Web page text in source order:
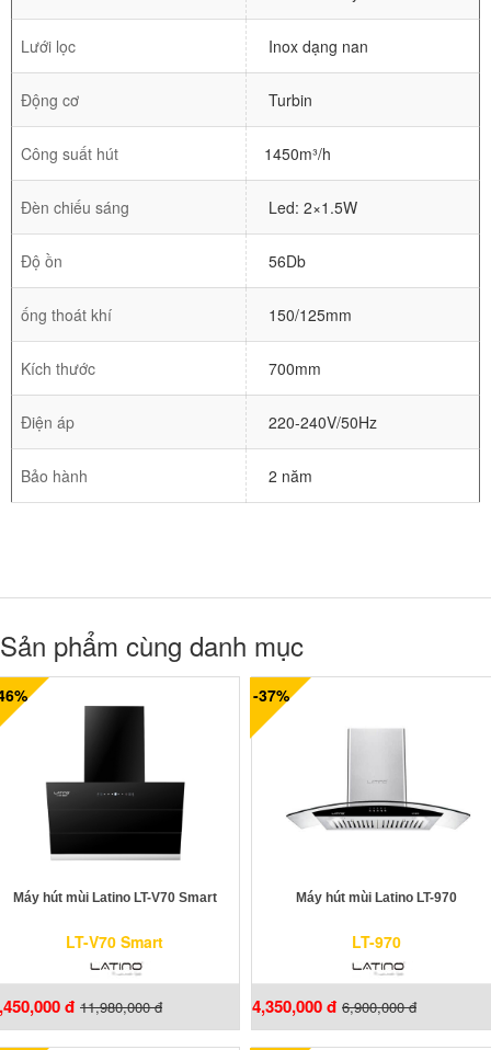
Lưới lọc Inox dạng nan
Động cơ Turbin
Công suất hút 1450m³/h
Đèn chiếu sáng Led: 2×1.5W
Độ ồn 56Db
ống thoát khí 150/125mm
Kích thước 700mm
Điện áp 220-240V/50Hz
Bảo hành 2 năm
Sản phẩm cùng danh mục
Máy hút mùi Latino LT-V70 Smart
LT-V70 Smart
đ 11,980,000 đ
-37%
Máy hút mùi Latino LT-970
LT-970
4,350,000 đ 6,900,000 đ